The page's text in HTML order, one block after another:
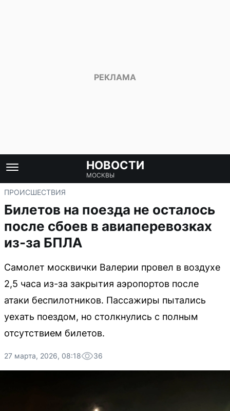
НОВОСТИ
МОСКВЫ
ПРОИСШЕСТВИЯ
Билетов на поезда не осталось
после сбоев в авиаперевозках
из-за БПЛА
Самолет москвички Валерии провел в воздухе
2,5 часа из-за закрытия аэропортов после
атаки беспилотников. Пассажиры пытались
уехать поездом, но столкнулись с полным
отсутствием билетов.
27 марта, 2026, 08:18 36